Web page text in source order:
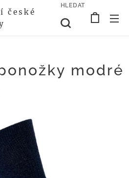
české
HLEDAT
modré